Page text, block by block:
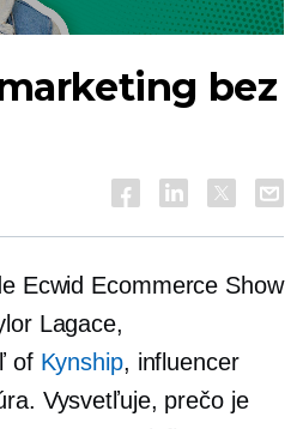
počúvať
bez
Ecwid Ecommerce Show
Lagace,
of Kynship, influencer
Vysvetľuje, prečo je